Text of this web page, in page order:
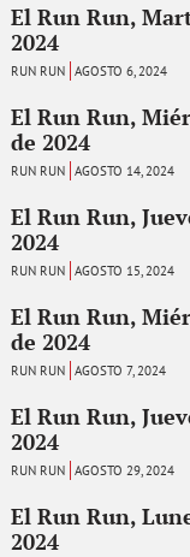
El Run Run,
2024
RUN RUN AGOSTO 6, 2024
El Run Run,
de 2024
RUN RUN AGOSTO 14, 2024
El Run Run,
2024
RUN RUN AGOSTO 15, 2024
El Run Run,
de 2024
RUN RUN AGOSTO 7, 2024
El Run Run,
2024
RUN RUN AGOSTO 29, 2024
El Run Run,
2024